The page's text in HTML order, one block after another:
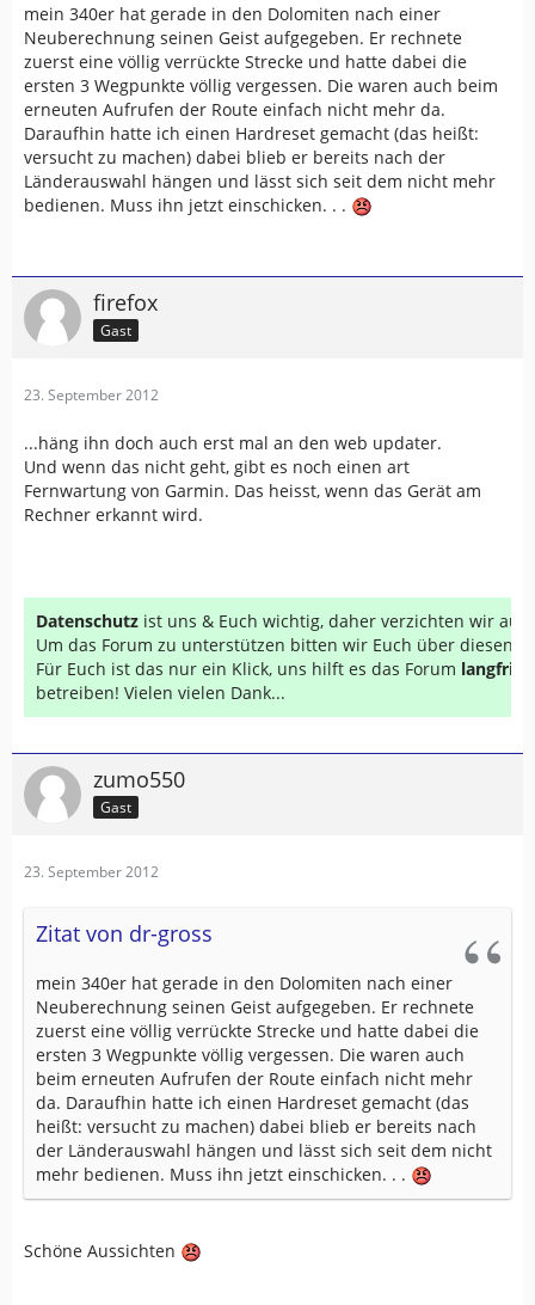
mein 340er hat gerade in den Dolomiten nach einer
Neuberechnung seinen Geist aufgegeben. Er rechnete
zuerst eine völlig verrückte Strecke und hatte dabei die
ersten 3 Wegpunkte völlig vergessen. Die waren auch beim
erneuten Aufrufen der Route einfach nicht mehr da.
Daraufhin hatte ich einen Hardreset gemacht (das heißt:
versucht zu machen) dabei blieb er bereits nach der
Länderauswahl hängen und lässt sich seit dem nicht mehr
bedienen. Muss ihn jetzt einschicken. . .
firefox
Gast
23. September 2012
...häng ihn doch auch erst mal an den web updater.
Und wenn das nicht geht, gibt es noch einen art
Fernwartung von Garmin. Das heisst, wenn das Gerät am
Rechner erkannt wird.
Datenschutz ist uns & Euch wichtig, daher verzichten wir auf
Um das Forum zu unterstützen bitten wir Euch über diesen
Für Euch ist das nur ein Klick, uns hilft es das Forum
betreiben! Vielen vielen Dank...
zumo550
Gast
23. September 2012
Zitat von dr-gross
mein 340er hat gerade in den Dolomiten nach einer
Neuberechnung seinen Geist aufgegeben. Er rechnete
zuerst eine völlig verrückte Strecke und hatte dabei die
ersten 3 Wegpunkte völlig vergessen. Die waren auch
beim erneuten Aufrufen der Route einfach nicht mehr
da. Daraufhin hatte ich einen Hardreset gemacht (das
heißt: versucht zu machen) dabei blieb er bereits nach
der Länderauswahl hängen und lässt sich seit dem nicht
mehr bedienen. Muss ihn jetzt einschicken. . .
Schöne Aussichten